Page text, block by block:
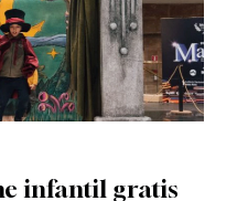
infantil gratis